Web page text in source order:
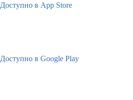
Доступно в App Store
Доступно в Google Play